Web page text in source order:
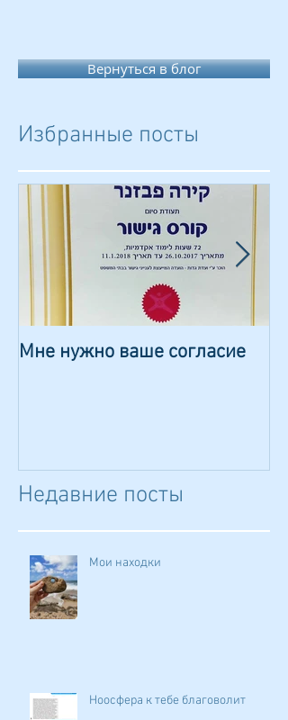
Вернуться в блог
Избранные посты
Мне нужно ваше согласие
Недавние посты
Мои находки
Ноосфера к тебе благоволит